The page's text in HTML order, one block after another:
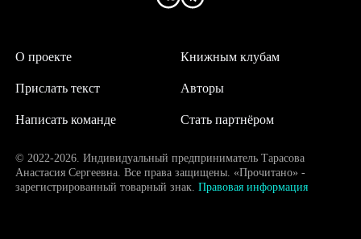
О проекте
Написать команде
Авторы
Прислать текст
Книжным клубам
Стать партнёром
© 2022-2026. Индивидуальный предприниматель Тарасова
Анастасия Сергеевна. Все права защищены. «Прочитано» -
зарегистрированный товарный знак. Правовая информация